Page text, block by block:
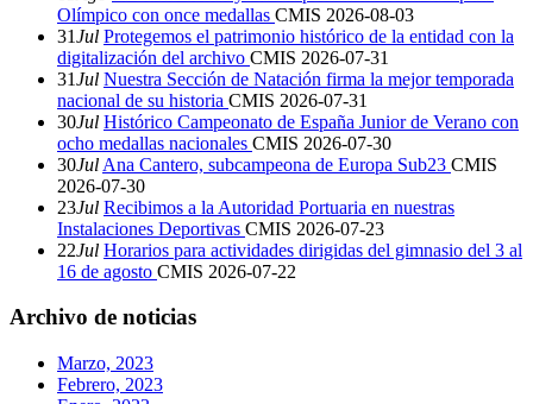
Olímpico con once medallas CMIS 2026-08-03
31Jul Protegemos el patrimonio histórico de la entidad con la
digitalización del archivo CMIS 2026-07-31
31Jul Nuestra Sección de Natación firma la mejor temporada
nacional de su historia CMIS 2026-07-31
30Jul Histórico Campeonato de España Junior de Verano con
ocho medallas nacionales CMIS 2026-07-30
30Jul Ana Cantero, subcampeona de Europa Sub23 CMIS
2026-07-30
23Jul Recibimos a la Autoridad Portuaria en nuestras
Instalaciones Deportivas CMIS 2026-07-23
22Jul Horarios para actividades dirigidas del gimnasio del 3 al
16 de agosto CMIS 2026-07-22
Archivo de noticias
Marzo, 2023
Febrero, 2023